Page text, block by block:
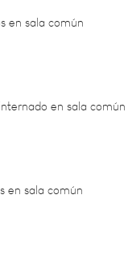
en sala común
común